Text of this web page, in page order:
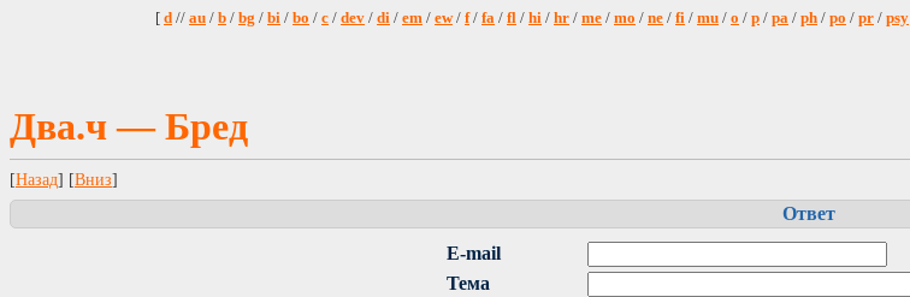
[ d // au / b / bg / bi / bo / c / dev / di / em / ew/ f/ fa / fl / hi / hr / me / mo / ne / fi / mu / o / p / pa / ph / po / pr / psy
Два.ч — Бред
[Назад] [Вниз]
Ответ
E-mail
Тема